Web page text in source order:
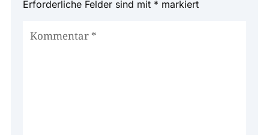
Erforderliche Felder sind mit * markiert